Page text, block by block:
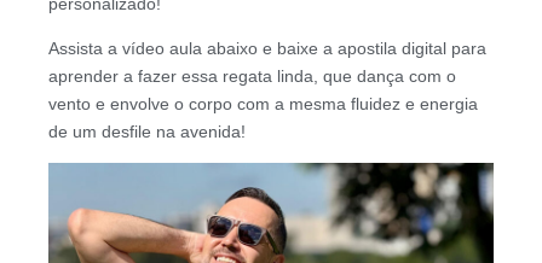
Assista a vídeo aula abaixo e baixe a apostila digital para
aprender a fazer essa regata linda, que dança com o
vento e envolve o corpo com a mesma fluidez e energia
de um desfile na avenida!